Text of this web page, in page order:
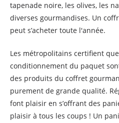
tapenade noire, les olives, les
diverses gourmandises. Un
peut s’acheter toute l'année.
Les métropolitains certifient
conditionnement du paquet
des produits du coffret
purement de grande qualité.
font plaisir en s’offrant des
plaisir à tous les coups ! Un